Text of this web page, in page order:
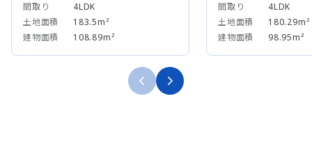
間取り
4LDK
土地面積
183.5m²
建物面積
108.89m²
間取り
4LDK
土地面積
180.29m²
建物面積
98.95m²